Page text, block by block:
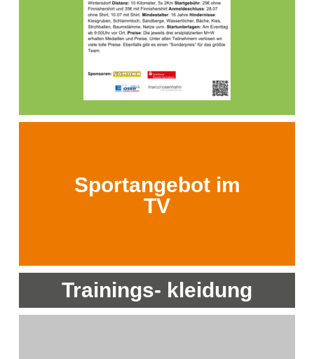
Sportangebot im
TV
Trainings- kleidung